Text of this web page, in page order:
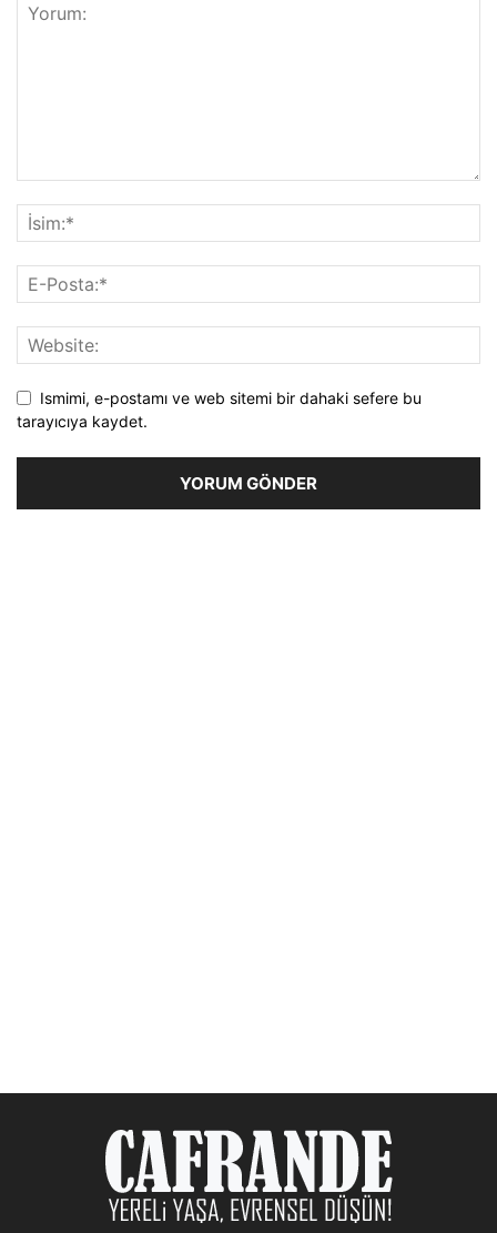
Ismimi, e-postamı ve web sitemi bir dahaki sefere bu
tarayıcıya kaydet.